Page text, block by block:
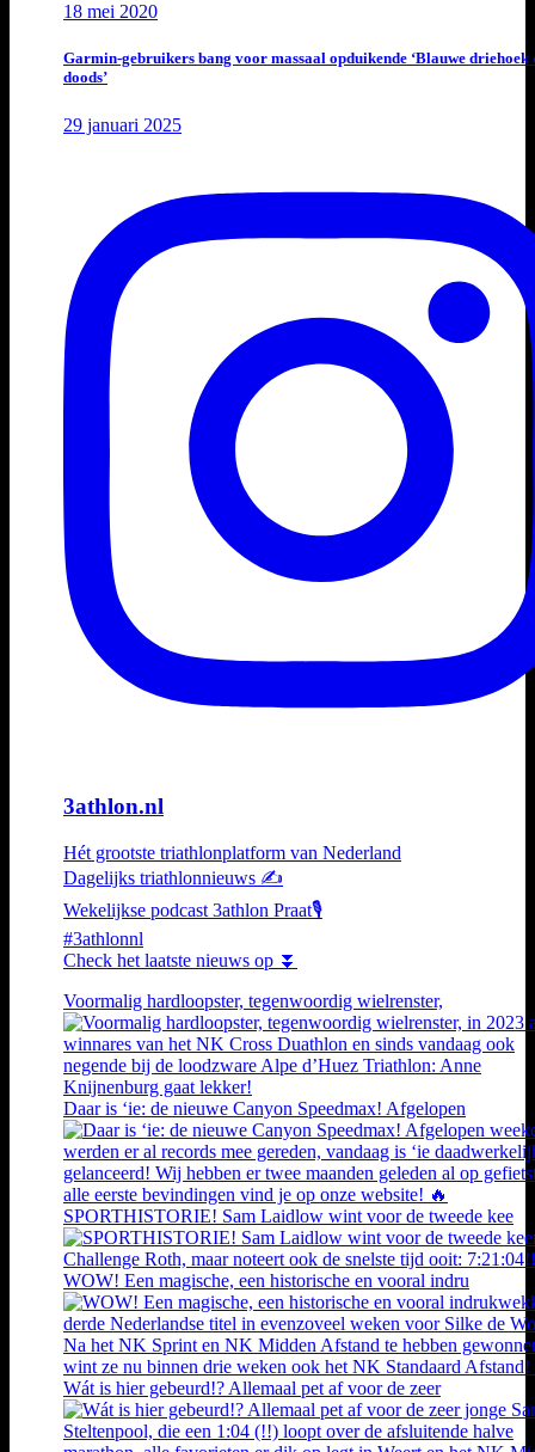
18 mei 2020
Garmin-gebruikers bang voor massaal opduikende ‘Blauwe driehoek
doods’
29 januari 2025
3athlon.nl
Hét grootste triathlonplatform van Nederland
Dagelijks triathlonnieuws ✍️
Wekelijkse podcast 3athlon Praat🎙️
#3athlonnl
Check het laatste nieuws op ⏬
Voormalig hardloopster, tegenwoordig wielrenster,
Daar is ‘ie: de nieuwe Canyon Speedmax! Afgelopen
SPORTHISTORIE! Sam Laidlow wint voor de tweede kee
WOW! Een magische, een historische en vooral indru
Wát is hier gebeurd!? Allemaal pet af voor de zeer